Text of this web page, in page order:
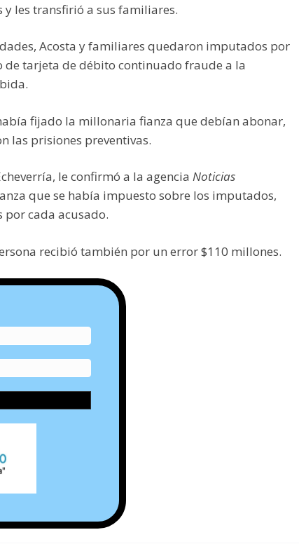
y les transfirió a sus familiares.
Acosta y familiares quedaron imputados por
tarjeta de débito continuado fraude a la
fijado la millonaria fianza que debían abonar,
las prisiones preventivas.
le confirmó a la agencia Noticias
que se había impuesto sobre los imputados,
cada acusado.
recibió también por un error $110 millones.